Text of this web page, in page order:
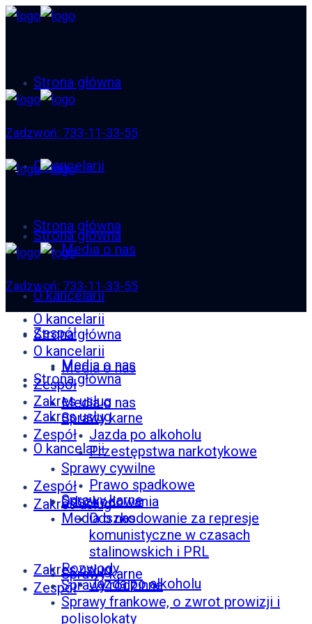
Strona główna
O kancelarii
Media o nas
Zespół
Zakres usług
Sprawy karne
Jazda po alkoholu
Zadzwoń: 733-11-33-55
Strona główna
O kancelarii
Media o nas
Zespół
Zakres usług
Sprawy karne
Strona główna
O kancelarii
Media o nas
Zespół
Zakres usług
Zadzwoń: 733-11-33-55
Strona główna
O kancelarii
Media o nas
Zespół
Strona główna
O kancelarii
Media o nas
Zespół
Zakres usług
Sprawy karne
Jazda po alkoholu
Przestępstwa narkotykowe
Sprawy cywilne
Prawo spadkowe
Odszkodowania
Odszkodowanie za represje
komunistyczne w czasach
stalinowskich i PRL
Rozwody
Sprawy rodzinne
Sprawy frankowe, o zwrot prowizji i
polisolokaty